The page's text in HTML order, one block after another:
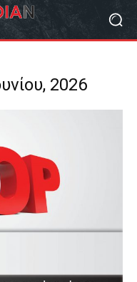
2026